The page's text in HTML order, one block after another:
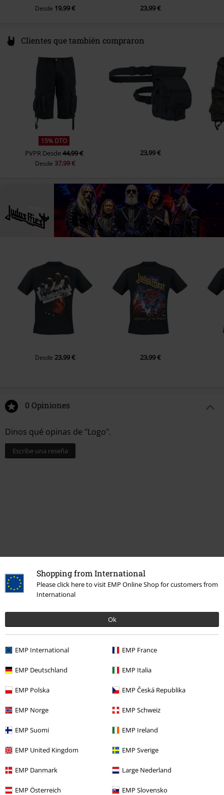
Shopping from International
Please click here to visit EMP Online Shop for customers from
International
Ok
EMP International EMP France
EMP Deutschland EMP Italia
EMP Polska EMP Česká Republika
EMP Norge EMP Schweiz
EMP Suomi EMP Ireland
EMP United Kingdom EMP Sverige
EMP Danmark Large Nederland
EMP Österreich EMP Slovensko
Desde 19,99 € 23,99 €
Clientes que también compraron
15% DTO
PVPR Desde44,99 €
Desde37,99 €
23,99 €
Desde 23,99 € 23,99 €
0 Opiniones
Dinos qué opinas de "Logo".
Escribe una reseña
Última visita
Desde
Más categorías. Más opciones